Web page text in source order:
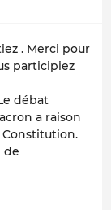
. Merci pour
participiez
débat
a raison
de